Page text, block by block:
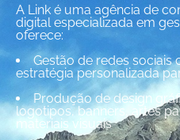
A Link é uma agência de
digital especializada em
oferece:
Gestão de redes sociais
estratégia personalizada
Produção de design
logotipos, banners, artes
materiais visuais